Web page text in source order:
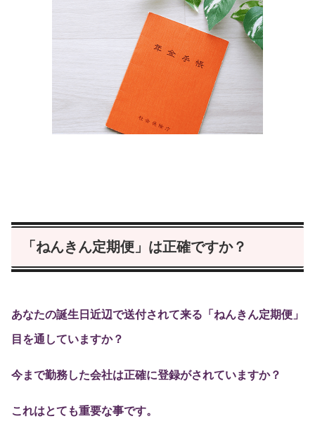
「ねんきん定期便」は正確ですか？
あなたの誕生日近辺で送付されて来る「ねんきん定期便」
目を通していますか？
今まで勤務した会社は正確に登録がされていますか？
これはとても重要な事です。